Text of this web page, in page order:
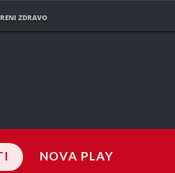
ZDRAVO
NOVA PLAY